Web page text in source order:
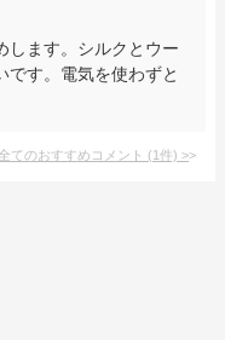
します。シルクとウー
です。電気を使わずと
てのおすすめコメント (1件) >